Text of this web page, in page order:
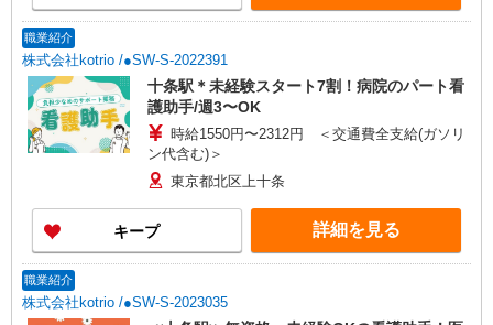
手当として別途支給 ・夜勤手当：10,000円/1回
歓迎 ・認知症介護基礎研修 ・初任者研修 ・実務
者研修 ・介護福祉士 など
職業紹介
株式会社kotrio /●SW-S-2022391
十条駅＊未経験スタート7割！病院のパート看
護助手/週3〜OK
時給1550円〜2312円 ＜交通費全支給(ガソリ
ン代含む)＞
東京都北区上十条
キープ 詳細を見る
職業紹介
株式会社kotrio /●SW-S-2023035